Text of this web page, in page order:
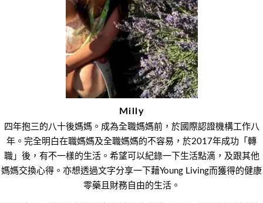
Milly
四年抱三的八十後媽媽。成為全職媽媽前，於國際認證機構工作八
年。完全明白在職媽媽及全職媽媽的不容易，於2017年成功「轉
職」後，有不一樣的生活。希望可以紀錄一下生活點滴，及跟其他
媽媽交換心得。亦想透過文字分享一下藉Young Living而獲得的健康
零藥且財務自由的生活。